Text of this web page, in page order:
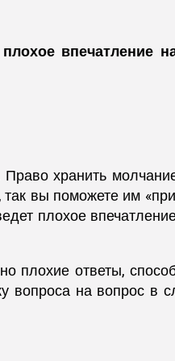
впечатление
хранить
вы поможете им
плохое
плохие ответы,
вопроса на вопрос в